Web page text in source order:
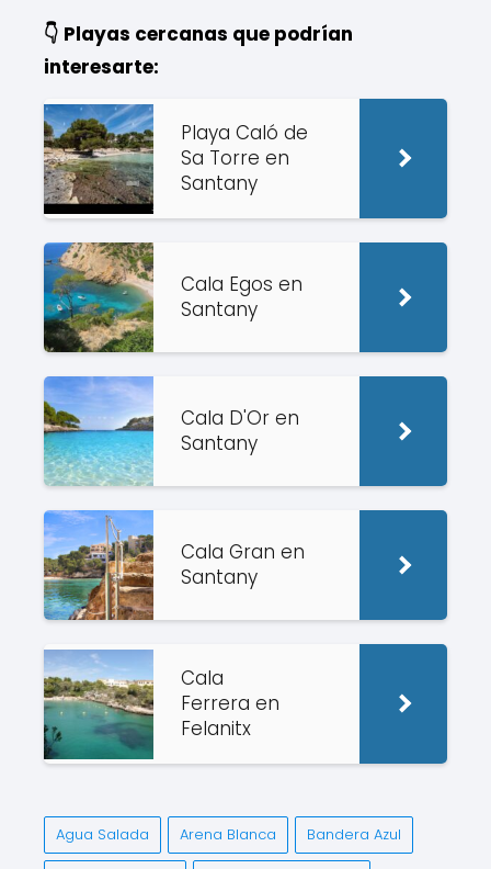
👇 Playas cercanas que podrían
interesarte:
Playa Caló de
Sa Torre en
Santany
Cala Egos en
Santany
Cala D'Or en
Santany
Cala Gran en
Santany
Cala
Ferrera en
Felanitx
Agua Salada Arena Blanca Bandera Azul